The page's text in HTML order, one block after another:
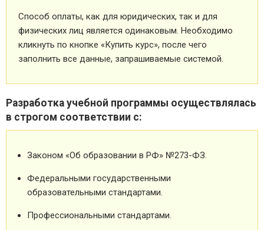
Способ оплаты, как для юридических, так и для
физических лиц является одинаковым. Необходимо
кликнуть по кнопке «Купить курс», после чего
заполнить все данные, запрашиваемые системой.
Разработка учебной программы осуществлялась
в строгом соответствии с:
Законом «Об образовании в РФ» №273-ФЗ.
Федеральными государственными
образовательными стандартами.
Профессиональными стандартами.